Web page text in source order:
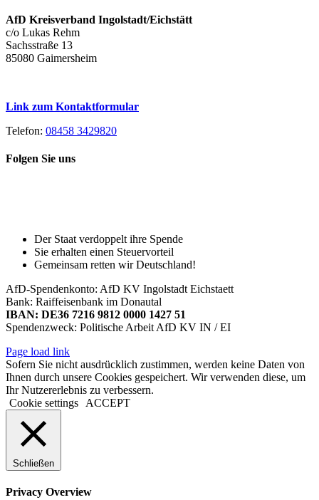
AfD Kreisverband Ingolstadt/Eichstätt
c/o Lukas Rehm
Sachsstraße 13
85080 Gaimersheim
Link zum Kontaktformular
Telefon: 08458 3429820
Folgen Sie uns
Der Staat verdoppelt ihre Spende
Sie erhalten einen Steuervorteil
Gemeinsam retten wir Deutschland!
AfD-Spendenkonto: AfD KV Ingolstadt Eichstaett
Bank: Raiffeisenbank im Donautal
IBAN: DE36 7216 9812 0000 1427 51
Spendenzweck: Politische Arbeit AfD KV IN / EI
Page load link
Sofern Sie nicht ausdrücklich zustimmen, werden keine Daten von
Ihnen durch unsere Cookies gespeichert. Wir verwenden diese, um
Ihr Nutzererlebnis zu verbessern.
Cookie settings
ACCEPT
Schließen
Privacy Overview